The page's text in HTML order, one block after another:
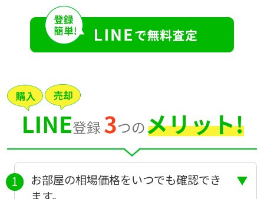
お部屋の相場価格をいつでも確認でき